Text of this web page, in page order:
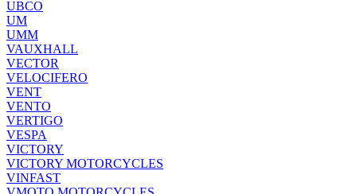
UBCO
UM
UMM
VAUXHALL
VECTOR
VELOCIFERO
VENT
VENTO
VERTIGO
VESPA
VICTORY
VICTORY MOTORCYCLES
VINFAST